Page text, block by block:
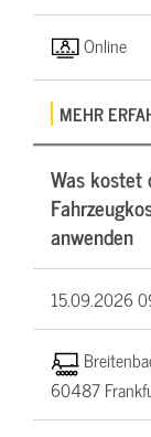
Online
MEHR
Was kostet
anwenden
15.09.2026
60487